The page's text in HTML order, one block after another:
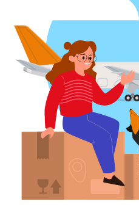
TuchaSync